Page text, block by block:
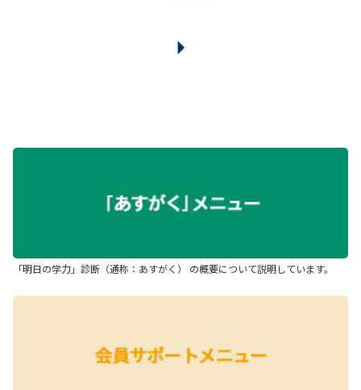
arrow_right
「明日の学力」診断（通称：あすがく） の概要について説明しています。